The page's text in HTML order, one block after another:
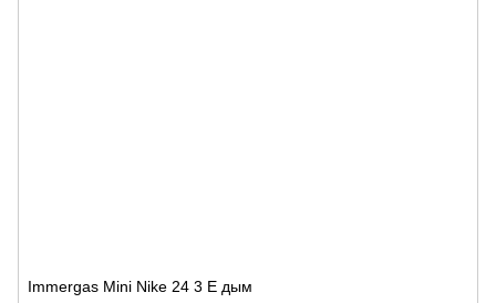
Immergas Mini Nike 24 3 E дым